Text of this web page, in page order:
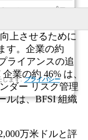
します.プライバシー
て、コンプライ
ています。金融
上させるために
す。企業の約
ライアンスの追
業の約 46% は、
ダー リスク管理
ルは、BFSI 組織
万米ドルと評